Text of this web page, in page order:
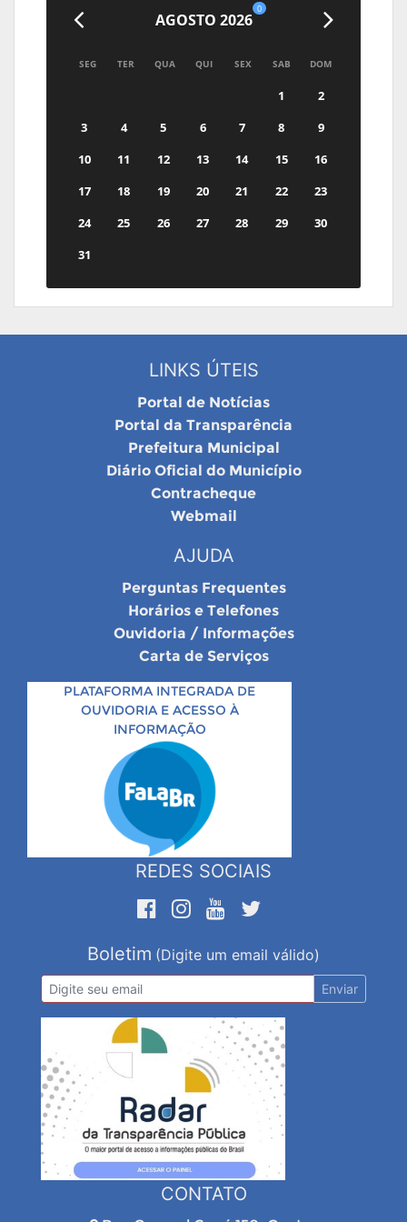
AGOSTO 2026
0
SEG TER QUA QUI SEX SAB DOM
1
2
3
4 5 6 7 8
9
10
11 12 13 14 15
16
17
18 19 20 21 22
23
24
25 26 27 28 29
30
31
LINKS ÚTEIS
Portal de Notícias
Portal da Transparência
Prefeitura Municipal
Diário Oficial do Município
Contracheque
Webmail
AJUDA
Perguntas Frequentes
Horários e Telefones
Ouvidoria / Informações
Carta de Serviços
PLATAFORMA INTEGRADA DE
OUVIDORIA E ACESSO À
INFORMAÇÃO
REDES SOCIAIS
Boletim (Digite um email válido)
Enviar
CONTATO